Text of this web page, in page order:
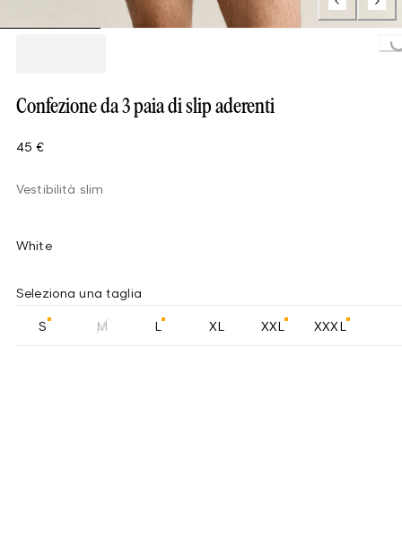
Loading...
Confezione da 3 paia di slip aderenti
45 €
Vestibilità slim
White
Seleziona una taglia
S M L XL XXL XXXL